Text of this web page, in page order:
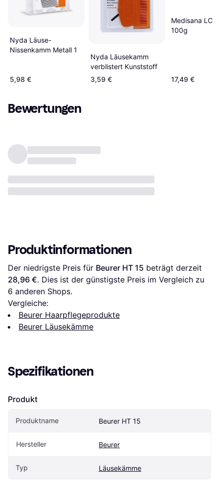
Nyda Läuse-
Nissenkamm Metall 1
5,98 €
Nyda Läusekamm
verblistert Kunststoff
3,59 €
Medisana LC
100g
17,49 €
Bewertungen
Produktinformationen
Der niedrigste Preis für Beurer HT 15
28,96 €
6 anderen Shops.
Vergleiche:
Beurer Haarpflegeprodukte
Beurer Läusekämme
Spezifikationen
Produkt
Produktname Beurer HT 15
Hersteller Beurer
Typ Läusekämme